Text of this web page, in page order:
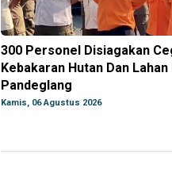
300 Personel Disiagakan
Kebakaran Hutan Dan Lahan
Pandeglang
Kamis, 06 Agustus 2026